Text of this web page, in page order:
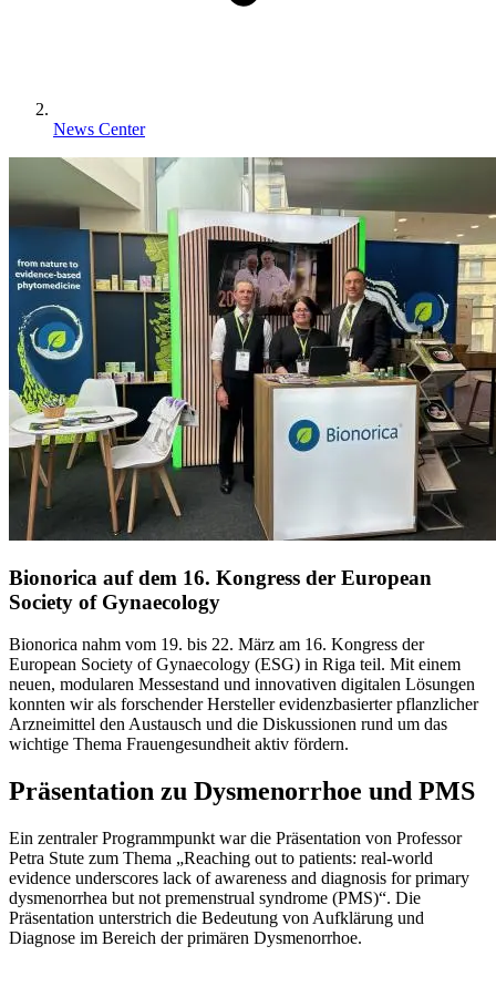
News Center
Bionorica auf dem 16. Kongress der European
Society of Gynaecology
Bionorica nahm vom 19. bis 22. März am 16. Kongress der
European Society of Gynaecology (ESG) in Riga teil. Mit einem
neuen, modularen Messestand und innovativen digitalen Lösungen
konnten wir als forschender Hersteller evidenzbasierter pflanzlicher
Arzneimittel den Austausch und die Diskussionen rund um das
wichtige Thema Frauengesundheit aktiv fördern.
Präsentation zu Dysmenorrhoe und PMS
Ein zentraler Programmpunkt war die Präsentation von Professor
Petra Stute zum Thema „Reaching out to patients: real-world
evidence underscores lack of awareness and diagnosis for primary
dysmenorrhea but not premenstrual syndrome (PMS)“. Die
Präsentation unterstrich die Bedeutung von Aufklärung und
Diagnose im Bereich der primären Dysmenorrhoe.